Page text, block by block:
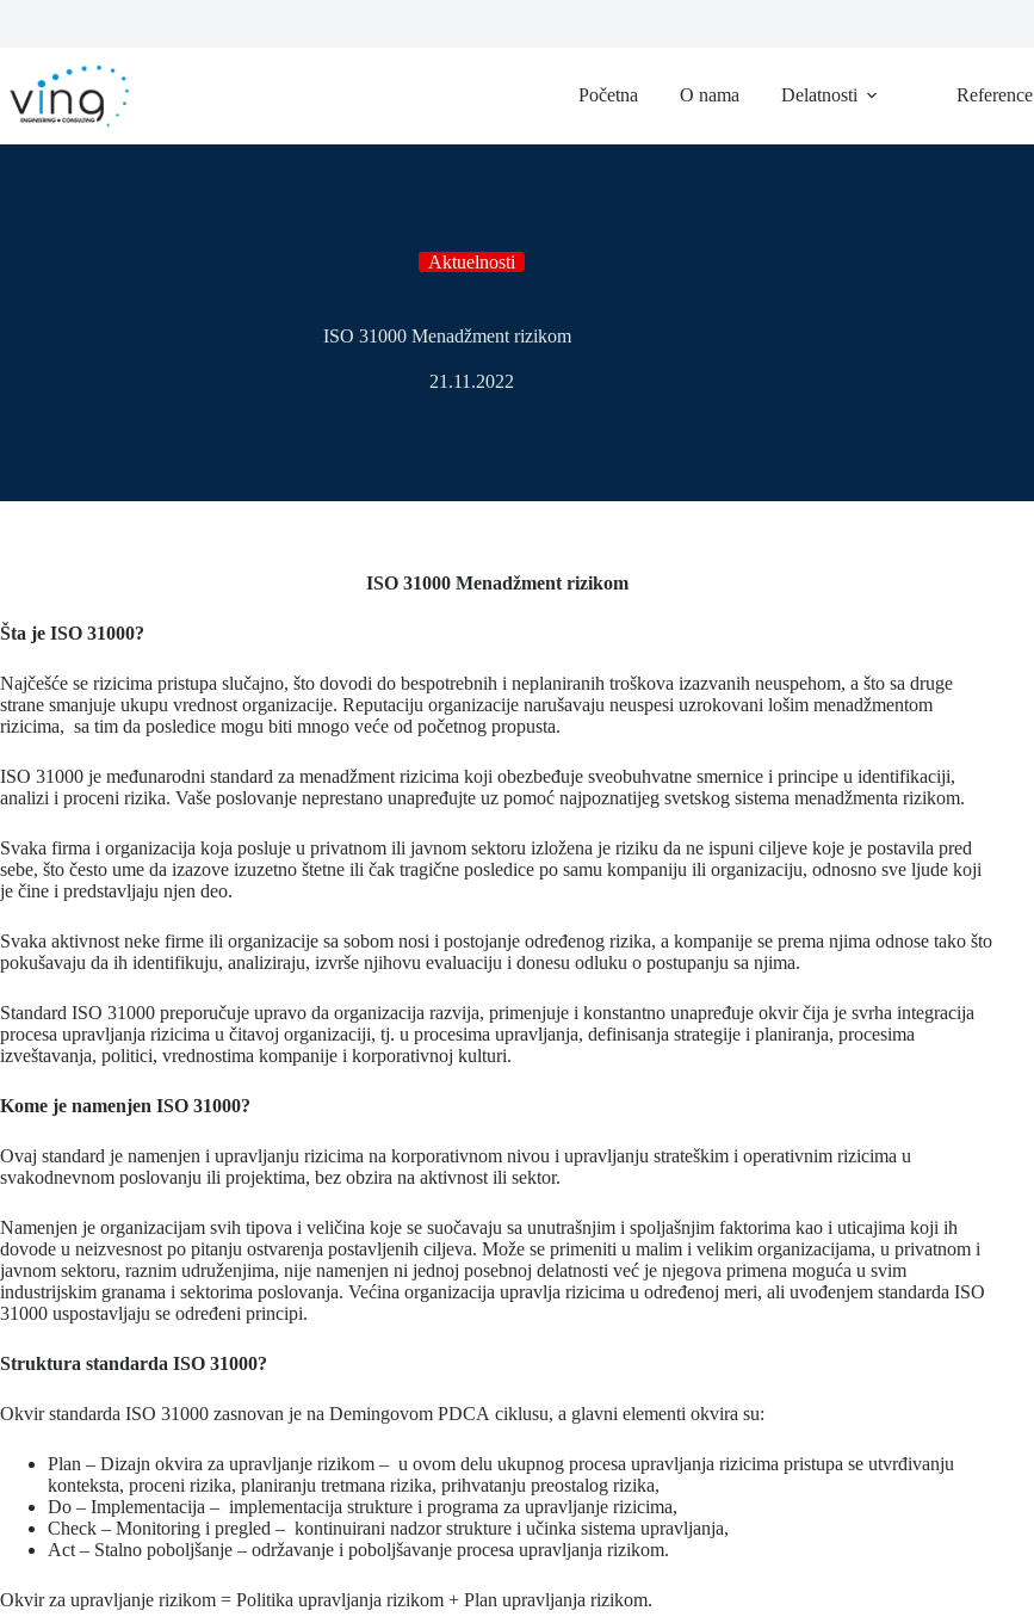
Početna O nama Delatnosti Reference
Aktuelnosti
ISO 31000 Menadžment rizikom
21.11.2022
ISO 31000 Menadžment rizikom
Šta je ISO 31000?
Najčešće se rizicima pristupa slučajno, što dovodi do bespotrebnih i neplaniranih troškova izazvanih neuspehom, a što sa druge
strane smanjuje ukupu vrednost organizacije. Reputaciju organizacije narušavaju neuspesi uzrokovani lošim menadžmentom
rizicima, sa tim da posledice mogu biti mnogo veće od početnog propusta.
ISO 31000 je međunarodni standard za menadžment rizicima koji obezbeđuje sveobuhvatne smernice i principe u identifikaciji,
analizi i proceni rizika. Vaše poslovanje neprestano unapređujte uz pomoć najpoznatijeg svetskog sistema menadžmenta rizikom.
Svaka firma i organizacija koja posluje u privatnom ili javnom sektoru izložena je riziku da ne ispuni ciljeve koje je postavila pred
sebe, što često ume da izazove izuzetno štetne ili čak tragične posledice po samu kompaniju ili organizaciju, odnosno sve ljude koji
je čine i predstavljaju njen deo.
Svaka aktivnost neke firme ili organizacije sa sobom nosi i postojanje određenog rizika, a kompanije se prema njima odnose tako što
pokušavaju da ih identifikuju, analiziraju, izvrše njihovu evaluaciju i donesu odluku o postupanju sa njima.
Standard ISO 31000 preporučuje upravo da organizacija razvija, primenjuje i konstantno unapređuje okvir čija je svrha integracija
procesa upravljanja rizicima u čitavoj organizaciji, tj. u procesima upravljanja, definisanja strategije i planiranja, procesima
izveštavanja, politici, vrednostima kompanije i korporativnoj kulturi.
Kome je namenjen ISO 31000?
Ovaj standard je namenjen i upravljanju rizicima na korporativnom nivou i upravljanju strateškim i operativnim rizicima u
svakodnevnom poslovanju ili projektima, bez obzira na aktivnost ili sektor.
Namenjen je organizacijam svih tipova i veličina koje se suočavaju sa unutrašnjim i spoljašnjim faktorima kao i uticajima koji ih
dovode u neizvesnost po pitanju ostvarenja postavljenih ciljeva. Može se primeniti u malim i velikim organizacijama, u privatnom i
javnom sektoru, raznim udruženjima, nije namenjen ni jednoj posebnoj delatnosti već je njegova primena moguća u svim
industrijskim granama i sektorima poslovanja. Većina organizacija upravlja rizicima u određenoj meri, ali uvođenjem standarda ISO
31000 uspostavljaju se određeni principi.
Struktura standarda ISO 31000?
Okvir standarda ISO 31000 zasnovan je na Demingovom PDCA ciklusu, a glavni elementi okvira su:
Plan – Dizajn okvira za upravljanje rizikom – u ovom delu ukupnog procesa upravljanja rizicima pristupa se utvrđivanju
konteksta, proceni rizika, planiranju tretmana rizika, prihvatanju preostalog rizika,
Do – Implementacija – implementacija strukture i programa za upravljanje rizicima,
Check – Monitoring i pregled – kontinuirani nadzor strukture i učinka sistema upravljanja,
Act – Stalno poboljšanje – održavanje i poboljšavanje procesa upravljanja rizikom.
Okvir za upravljanje rizikom = Politika upravljanja rizikom + Plan upravljanja rizikom.